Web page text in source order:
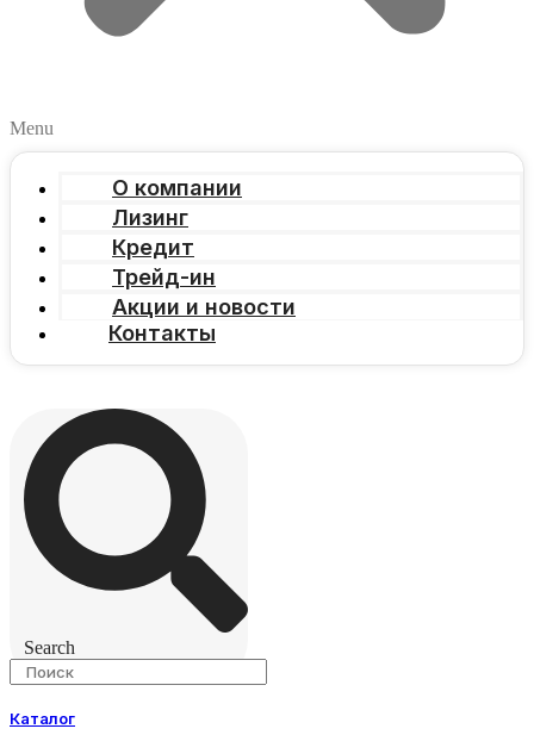
Menu
О компании
Лизинг
Кредит
Трейд-ин
Акции и новости
Контакты
Search
Каталог